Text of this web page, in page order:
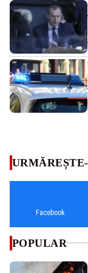
Facebook
POPULAR